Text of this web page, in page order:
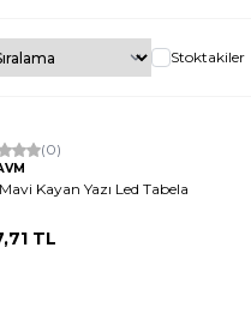
Stoktakiler
(0)
Kayan Yazı Led Tabela
TL